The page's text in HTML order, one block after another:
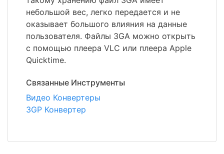
небольшой вес, легко передается и не
оказывает большого влияния на данные
пользователя. Файлы 3GA можно открыть
с помощью плеера VLC или плеера Apple
Quicktime.
Связанные Инструменты
Видео Конвертеры
3GP Конвертер